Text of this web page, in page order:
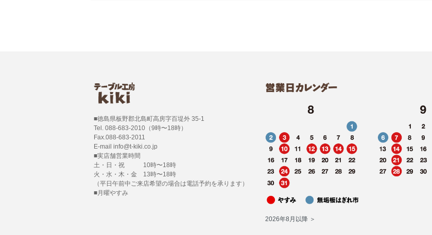
■徳島県板野郡北島町高房字百堤外 35-1
Tel. 088-683-2010（9時〜18時）
Fax.088-683-2011
E-mail info@t-kiki.co.jp
■実店舗営業時間
土・日・祝 10時〜18時
火・水・木・金 13時〜18時
（平日午前中ご来店希望の場合は電話予約を承ります）
■月曜やすみ
2026年8月以降 ＞